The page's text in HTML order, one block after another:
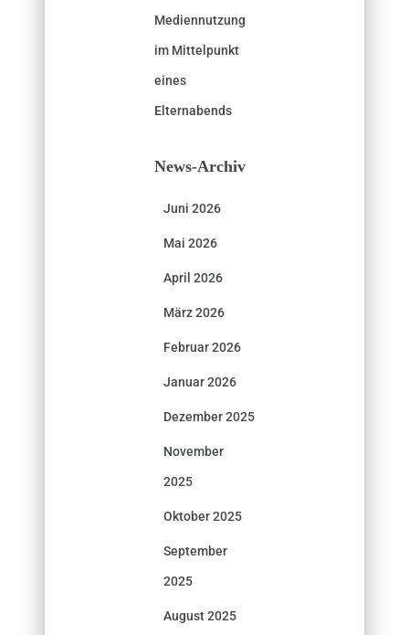
Mediennutzung
im Mittelpunkt
eines
Elternabends
News-Archiv
Juni 2026
Mai 2026
April 2026
März 2026
Februar 2026
Januar 2026
Dezember 2025
November
2025
Oktober 2025
September
2025
August 2025